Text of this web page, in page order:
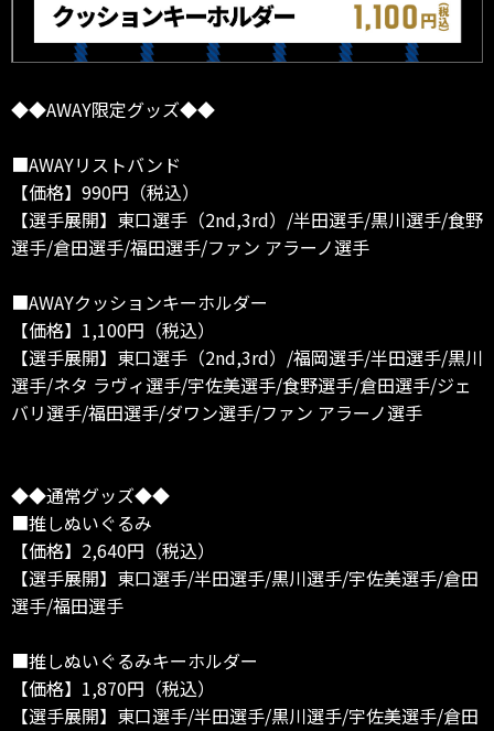
◆◆AWAY限定グッズ◆◆
■AWAYリストバンド
【価格】990円（税込）
【選手展開】東口選手（2nd,3rd）/半田選手/黒川選手/食野
選手/倉田選手/福田選手/ファン アラーノ選手
■AWAYクッションキーホルダー
【価格】1,100円（税込）
【選手展開】東口選手（2nd,3rd）/福岡選手/半田選手/黒川
選手/ネタ ラヴィ選手/宇佐美選手/食野選手/倉田選手/ジェ
バリ選手/福田選手/ダワン選手/ファン アラーノ選手
◆◆通常グッズ◆◆
■推しぬいぐるみ
【価格】2,640円（税込）
【選手展開】東口選手/半田選手/黒川選手/宇佐美選手/倉田
選手/福田選手
■推しぬいぐるみキーホルダー
【価格】1,870円（税込）
【選手展開】東口選手/半田選手/黒川選手/宇佐美選手/倉田